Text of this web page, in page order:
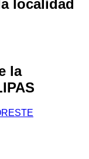
localidad
la